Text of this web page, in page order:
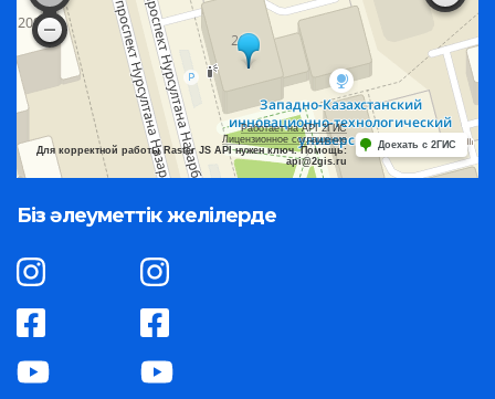
Работает на API 2ГИС
Лицензионное соглашение
Для корректной работы Raster JS API нужен ключ. Помощь:
api@2gis.ru
Доехать с 2ГИС
Біз әлеуметтік желілерде